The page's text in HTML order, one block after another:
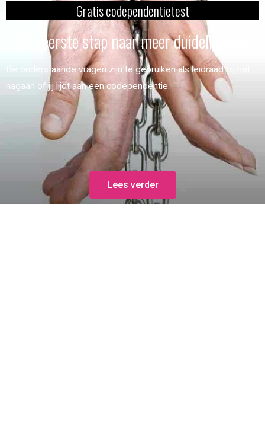
Gratis codependentietest
Een eerste stap naar meer duidelijkheid
De onderstaande vragen zijn te gebruiken als leidraad bij het
nagaan of jij lijdt aan een codependentie.
Lees verder